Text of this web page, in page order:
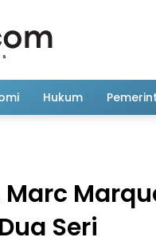
Hukum
Seri